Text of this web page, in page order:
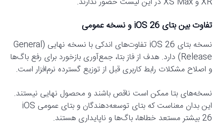
تفاوت بین بتای iOS 26 و نسخه عمومی
نسخه بتای iOS 26 تفاوت‌های اندکی با نسخه نهایی (General
Release) دارد. هدف از فاز بتا، جمع‌آوری بازخورد برای رفع باگ‌ها
و اصلاح مشکلات رابط کاربری قبل از توزیع گسترده نرم‌افزار است.
نسخه‌های بتا ممکن است ناقص باشند و محصول نهایی نیستند.
این بدان معناست که بتای توسعه‌دهندگان و بتای عمومی iOS
26 بیشتر مستعد خطاها، باگ‌ها و ناپایداری هستند.